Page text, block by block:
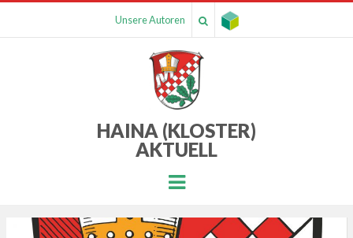
Unsere Autoren
HAINA (KLOSTER)
AKTUELL
Menu